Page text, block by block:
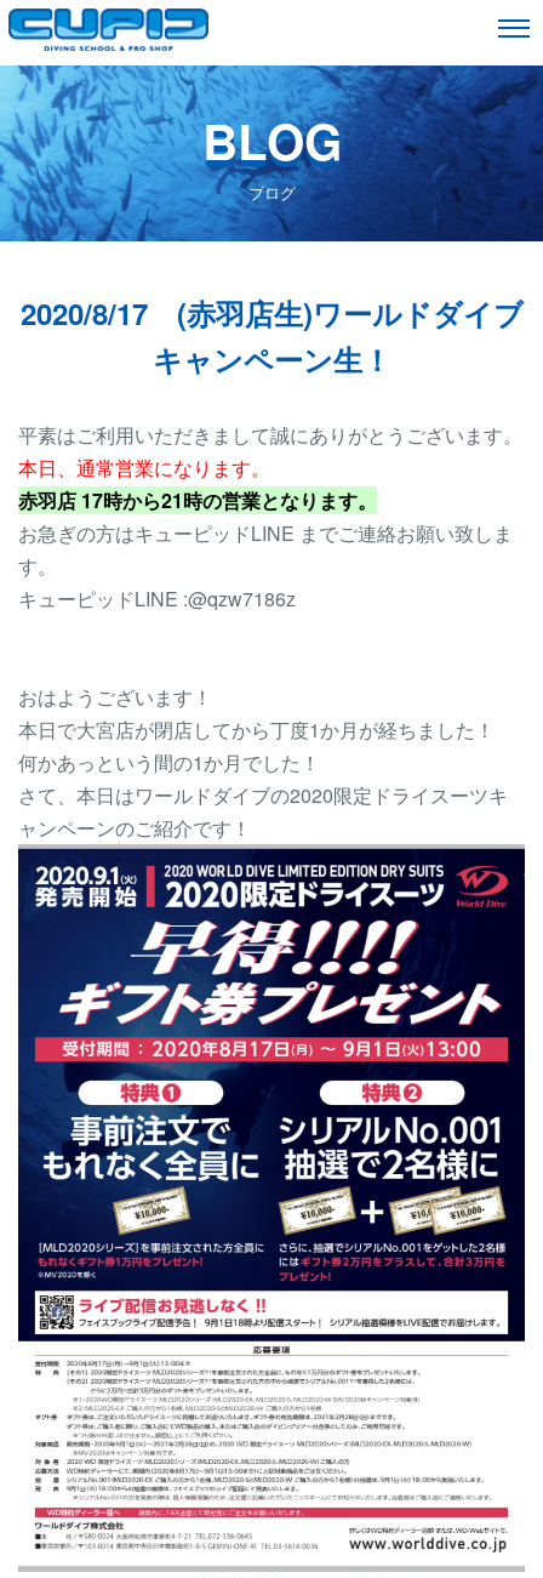
BLOG
ブログ
2020/8/17 (赤羽店生)ワールドダイブ
キャンペーン生！
平素はご利用いただきまして誠にありがとうございます。
本日、通常営業になります。
赤羽店 17時から21時の営業となります。
お急ぎの方はキューピッドLINE までご連絡お願い致しま
す。
キューピッドLINE :@qzw7186z
おはようございます！
本日で大宮店が閉店してから丁度1か月が経ちました！
何かあっという間の1か月でした！
さて、本日はワールドダイブの2020限定ドライスーツキ
ャンペーンのご紹介です！